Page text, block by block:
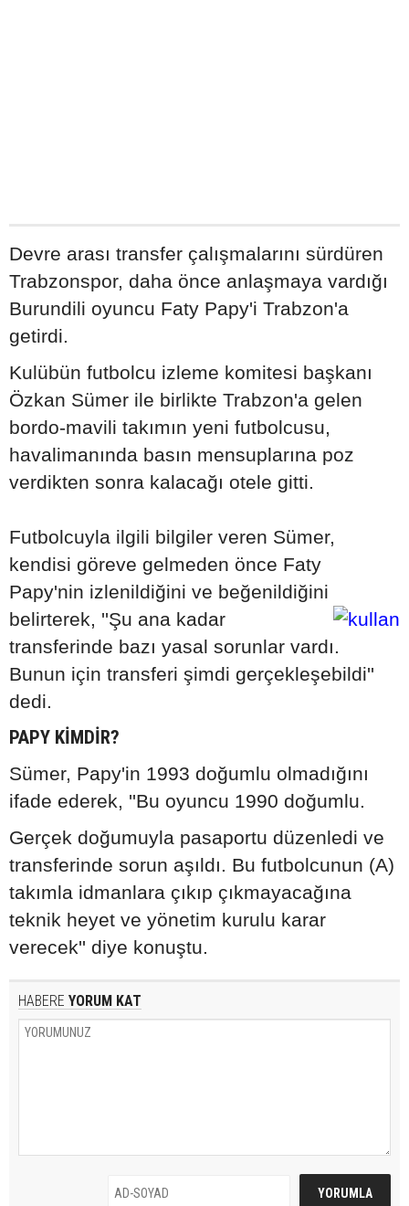
Devre arası transfer çalışmalarını sürdüren
Trabzonspor, daha önce anlaşmaya vardığı
Burundili oyuncu Faty Papy'i Trabzon'a
getirdi.
Kulübün futbolcu izleme komitesi başkanı
Özkan Sümer ile birlikte Trabzon'a gelen
bordo-mavili takımın yeni futbolcusu,
havalimanında basın mensuplarına poz
verdikten sonra kalacağı otele gitti.
Futbolcuyla ilgili bilgiler veren Sümer,
kendisi göreve gelmeden önce Faty
Papy'nin izlenildiğini ve beğenildiğini
belirterek, ''Şu ana kadar
transferinde bazı yasal sorunlar vardı.
Bunun için transferi şimdi gerçekleşebildi''
dedi.
PAPY KİMDİR?
Sümer, Papy'in 1993 doğumlu olmadığını
ifade ederek, ''Bu oyuncu 1990 doğumlu.
Gerçek doğumuyla pasaportu düzenledi ve
transferinde sorun aşıldı. Bu futbolcunun (A)
takımla idmanlara çıkıp çıkmayacağına
teknik heyet ve yönetim kurulu karar
verecek'' diye konuştu.
HABERE YORUM KAT